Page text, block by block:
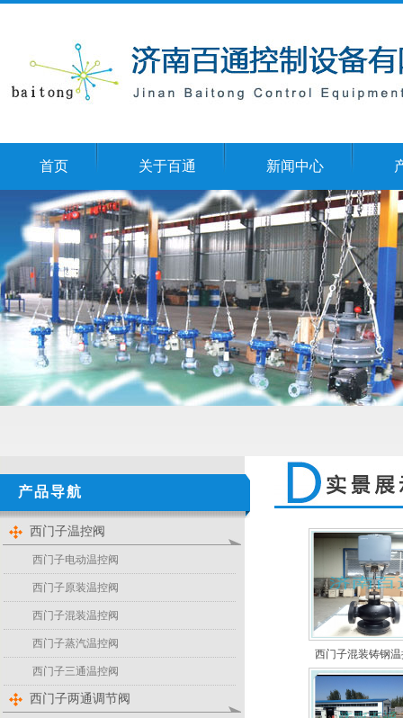
首页 关于百通 新闻中心
产品导航
西门子温控阀
西门子电动温控阀
西门子原装温控阀
西门子混装温控阀
西门子蒸汽温控阀
西门子三通温控阀
西门子两通调节阀
西门子混装铸钢